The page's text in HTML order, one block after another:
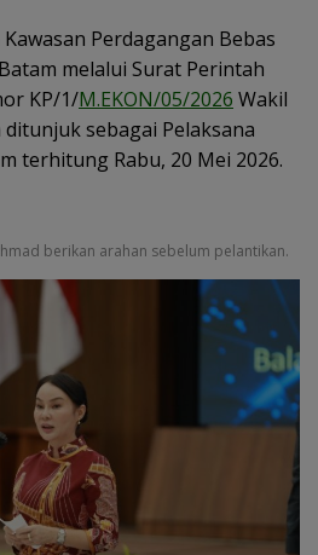
Perdagangan Bebas
melalui Surat Perintah
KP/1/M.EKON/05/2026 Wakil
sebagai Pelaksana
terhitung Rabu, 20 Mei 2026.
berikan arahan sebelum pelantikan.